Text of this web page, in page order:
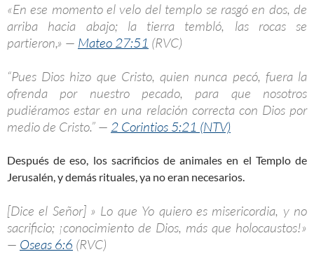
«En ese momento el velo del templo se rasgó en dos, de
arriba hacia abajo; la tierra tembló, las rocas se
partieron,» — Mateo 27:51 (RVC)
“Pues Dios hizo que Cristo, quien nunca pecó, fuera la
ofrenda por nuestro pecado, para que nosotros
pudiéramos estar en una relación correcta con Dios por
medio de Cristo.” — 2 Corintios 5:21 (NTV)
Después de eso, los sacrificios de animales en el Templo de
Jerusalén, y demás rituales, ya no eran necesarios.
[Dice el Señor] » Lo que Yo quiero es misericordia, y no
sacrificio; ¡conocimiento de Dios, más que holocaustos!»
— Oseas 6:6 (RVC)